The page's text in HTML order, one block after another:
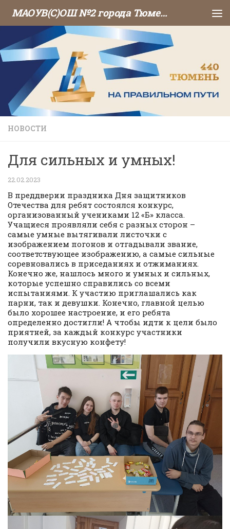
Перейти к содержимому МАОУВ(С)ОШ №2 города Тюмени
НОВОСТИ
Для сильных и умных!
22.02.2023
В преддверии праздника Дня защитников
Отечества для ребят состоялся конкурс,
организованный учениками 12 «Б» класса.
Учащиеся проявляли себя с разных сторон –
самые умные вытягивали листочки с
изображением погонов и отгадывали звание,
соответствующее изображению, а самые сильные
соревновались в приседаниях и отжиманиях.
Конечно же, нашлось много и умных и сильных,
которые успешно справились со всеми
испытаниями. К участию приглашались как
парни, так и девушки. Конечно, главной целью
было хорошее настроение, и его ребята
определенно достигли! А чтобы идти к цели было
приятней, за каждый конкурс участники
получили вкусную конфету!